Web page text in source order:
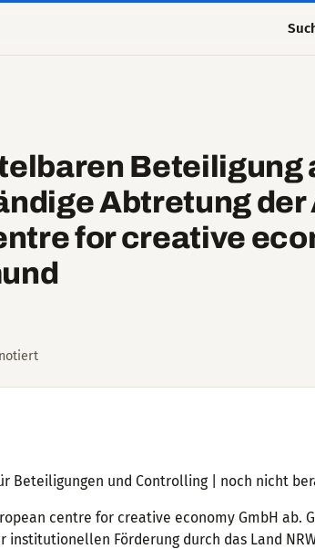
Beteiligung
Abtretung der
for creative
Beteiligungen und Controlling | noch nicht
centre for creative economy GmbH ab.
Förderung durch das Land